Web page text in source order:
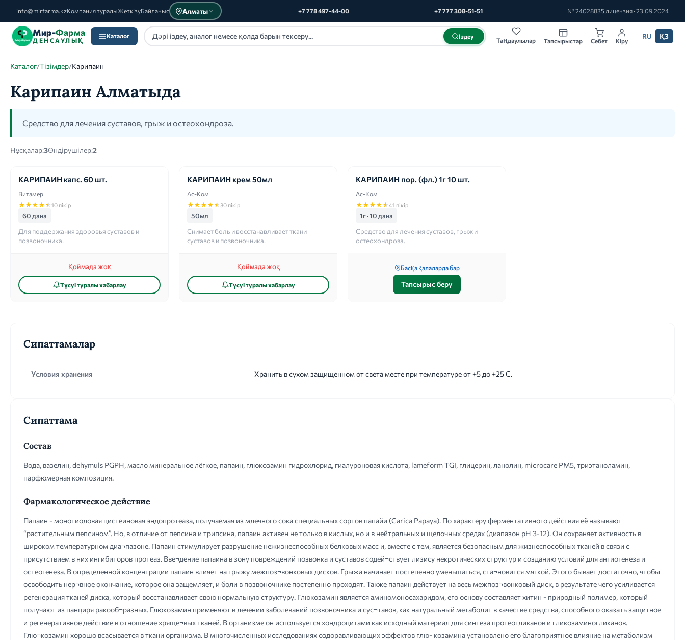
info@mirfarma.kzКомпания туралыЖеткізуБайланыс Алматы +7 778 497-44-00 +7 777 308-51-51 № 24028835 лицензия · 23.09.2024
Мир-Фарма
ДЕНСАУЛЫҚ
Каталог Іздеу
Таңдаулылар Тапсырыстар Себет Кіру
RU ҚЗ
Каталог/Тізімдер/Карипаин
Карипаин Алматыда
Средство для лечения суставов, грыж и остеохондроза.
Нұсқалар:3Өндірушілер:2
КАРИПАИН капс. 60 шт.
Витамер
★★★★★10 пікір
60 дана
Для поддержания здоровья суставов и
позвоночника.
Қоймада жоқ
Түсуі туралы хабарлау
КАРИПАИН крем 50мл
Ас-Ком
★★★★★30 пікір
50мл
Снимает боль и восстанавливает ткани
суставов и позвоночника.
Қоймада жоқ
Түсуі туралы хабарлау
КАРИПАИН пор. (фл.) 1г 10 шт.
Ас-Ком
★★★★★41 пікір
1г · 10 дана
Средство для лечения суставов, грыж и
остеохондроза.
Басқа қалаларда бар
Тапсырыс беру
Сипаттамалар
Условия хранения Хранить в сухом защищенном от света месте при температуре от +5 до +25 С.
Сипаттама
Состав
Вода, вазелин, dehymuls PGPH, масло минеральное лёгкое, папаин, глюкозамин гидрохлорид, гиалуроновая кислота, lameform TGI, глицерин, ланолин, microcare РМ5, триэтаноламин,
парфюмерная композиция.
Фармакологическое действие
Папаин - монотиоловая цистеиновая эндопротеаза, получаемая из млечного сока специальных сортов папайи (Carica Papaya). По характеру ферментативного действия её называют
“растительным пепсином”. Но, в отличие от пепсина и трипсина, папаин активен не только в кислых, но и в нейтральных и щелочных средах (диапазон pH 3-12). Он сохраняет активность в
широком температурном диа¬пазоне. Папаин стимулирует разрушение нежизнеспособных белковых масс и, вместе с тем, является безопасным для жизнеспособных тканей в связи с
присутствием в них ингибиторов протеаз. Вве¬дение папаина в зону повреждений позвонка и суставов содей¬ствует лизису некротических структур и созданию условий для ангиогенеза и
остеогенеза. В определенной концентрации папаин влияет на грыжу межпоз¬вонковых дисков. Грыжа начинает постепенно уменьшаться, ста¬новится мягкой. Этого бывает достаточно, чтобы
освободить нер¬вное окончание, которое она защемляет, и боли в позвоночнике постепенно проходят. Также папаин действует на весь межпоз¬вонковый диск, в результате чего усиливается
регенерация тканей диска, который восстанавливает свою нормальную структуру. Глюкозамин является аминомоносахаридом, его основу составляет хитин - природный полимер, который
получают из панциря ракооб¬разных. Глюкозамин применяют в лечении заболеваний позвоночника и сус¬тавов, как натуральный метаболит в качестве средства, способного оказать защитное
и регенеративное действие в отношение хряще¬вых тканей. В организме он используется хондроцитами как исходный материал для синтеза протеогликанов и гликозаминогликанов.
Глю¬козамин хорошо всасывается в ткани организма. В многочисленных исследованиях оздоравливающих эффектов глю- козамина установлено его благоприятное влияние на метаболизм